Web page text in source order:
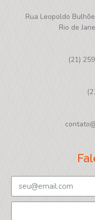
Rua Leopoldo
Rio de
(21)